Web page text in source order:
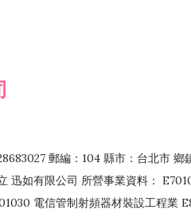
郵編：104 縣市：台北市
迅如有限公司 所營事業資料：
電信管制射頻器材裝設工程業